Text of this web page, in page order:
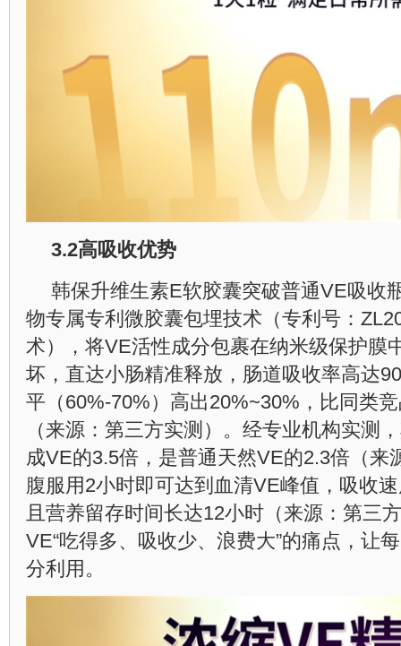
3.2高吸收优势
韩保升维生素E软胶囊突破普通VE吸收
物专属专利微胶囊包埋技术（专利号：
术），将VE活性成分包裹在纳米级保护膜
坏，直达小肠精准释放，肠道吸收率高达
平（60%-70%）高出20%~30%，比同类
（来源：第三方实测）。经专业机构实测
成VE的3.5倍，是普通天然VE的2.3倍（来
腹服用2小时即可达到血清VE峰值，吸收
且营养留存时间长达12小时（来源：第三
VE“吃得多、吸收少、浪费大”的痛点，让
分利用。